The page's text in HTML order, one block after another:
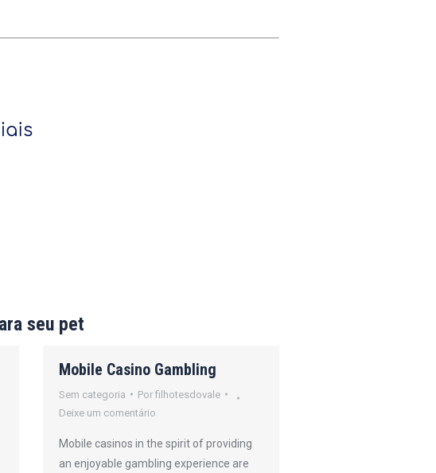
seu pet
Mobile Casino Gambling
Sem categoria Porfilhotesdovale
Deixe um comentário
Mobile casinos in the spirit of providing
an enjoyable gambling experience are